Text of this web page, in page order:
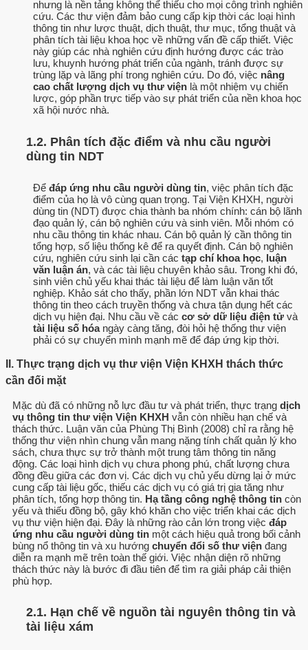
nhưng là nền tảng không thể thiếu cho mọi công trình nghiên
cứu. Các thư viện đảm bảo cung cấp kịp thời các loại hình
thông tin như lược thuật, dịch thuật, thư mục, tổng thuật và
phân tích tài liệu khoa học về những vấn đề cấp thiết. Việc
này giúp các nhà nghiên cứu định hướng được các trào
lưu, khuynh hướng phát triển của ngành, tránh được sự
trùng lặp và lãng phí trong nghiên cứu. Do đó, việc nâng
cao chất lượng dịch vụ thư viện là một nhiệm vụ chiến
lược, góp phần trực tiếp vào sự phát triển của nền khoa học
xã hội nước nhà.
1.2. Phân tích đặc điểm và nhu cầu người
dùng tin NDT
Để đáp ứng nhu cầu người dùng tin, việc phân tích đặc
điểm của họ là vô cùng quan trọng. Tại Viện KHXH, người
dùng tin (NDT) được chia thành ba nhóm chính: cán bộ lãnh
đạo quản lý, cán bộ nghiên cứu và sinh viên. Mỗi nhóm có
nhu cầu thông tin khác nhau. Cán bộ quản lý cần thông tin
tổng hợp, số liệu thống kê để ra quyết định. Cán bộ nghiên
cứu, nghiên cứu sinh lại cần các tạp chí khoa học, luận
văn luận án, và các tài liệu chuyên khảo sâu. Trong khi đó,
sinh viên chủ yếu khai thác tài liệu để làm luận văn tốt
nghiệp. Khảo sát cho thấy, phần lớn NDT vẫn khai thác
thông tin theo cách truyền thống và chưa tận dụng hết các
dịch vụ hiện đại. Nhu cầu về các cơ sở dữ liệu điện tử và
tài liệu số hóangày càng tăng, đòi hỏi hệ thống thư viện
phải có sự chuyển mình mạnh mẽ để đáp ứng kịp thời.
II. Thực trạng dịch vụ thư viện Viện KHXH thách thức
cần đối mặt
Mặc dù đã có những nỗ lực đầu tư và phát triển, thực trạng dịch
vụ thông tin thư viện Viện KHXH vẫn còn nhiều hạn chế và
thách thức. Luận văn của Phùng Thị Bình (2008) chỉ ra rằng hệ
thống thư viện nhìn chung vẫn mang nặng tính chất quản lý kho
sách, chưa thực sự trở thành một trung tâm thông tin năng
động. Các loại hình dịch vụ chưa phong phú, chất lượng chưa
đồng đều giữa các đơn vị. Các dịch vụ chủ yếu dừng lại ở mức
cung cấp tài liệu gốc, thiếu các dịch vụ có giá trị gia tăng như
phân tích, tổng hợp thông tin. Hạ tầng công nghệ thông tin còn
yếu và thiếu đồng bộ, gây khó khăn cho việc triển khai các dịch
vụ thư viện hiện đại. Đây là những rào cản lớn trong việc đáp
ứng nhu cầu người dùng tin một cách hiệu quả trong bối cảnh
bùng nổ thông tin và xu hướng chuyển đổi số thư viện đang
diễn ra mạnh mẽ trên toàn thế giới. Việc nhận diện rõ những
thách thức này là bước đi đầu tiên để tìm ra giải pháp cải thiện
phù hợp.
2.1. Hạn chế về nguồn tài nguyên thông tin và
tài liệu xám